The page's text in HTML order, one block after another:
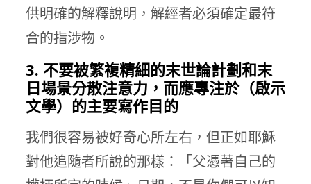
供明確的解釋說明，解經者必須確定最符
合的指涉物。
3. 不要被繁複精細的末世論計劃和末
日場景分散注意力，而應專注於（啟示
文學）的主要寫作目的
我們很容易被好奇心所左右，但正如耶穌
對他追隨者所說的那樣：「父憑著自己的